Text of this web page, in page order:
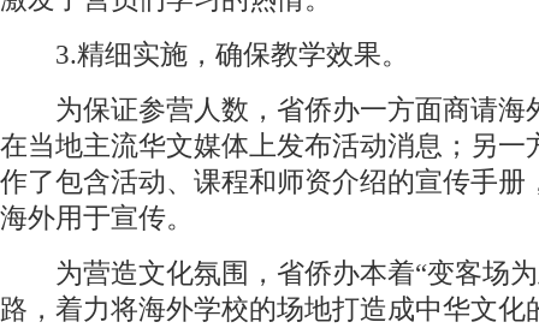
3.精细实施，确保教学效果。
为保证参营人数，省侨办一方面商请海
在当地主流华文媒体上发布活动消息；另一
作了包含活动、课程和师资介绍的宣传手册
海外用于宣传。
为营造文化氛围，省侨办本着“变客场为
路，着力将海外学校的场地打造成中华文化